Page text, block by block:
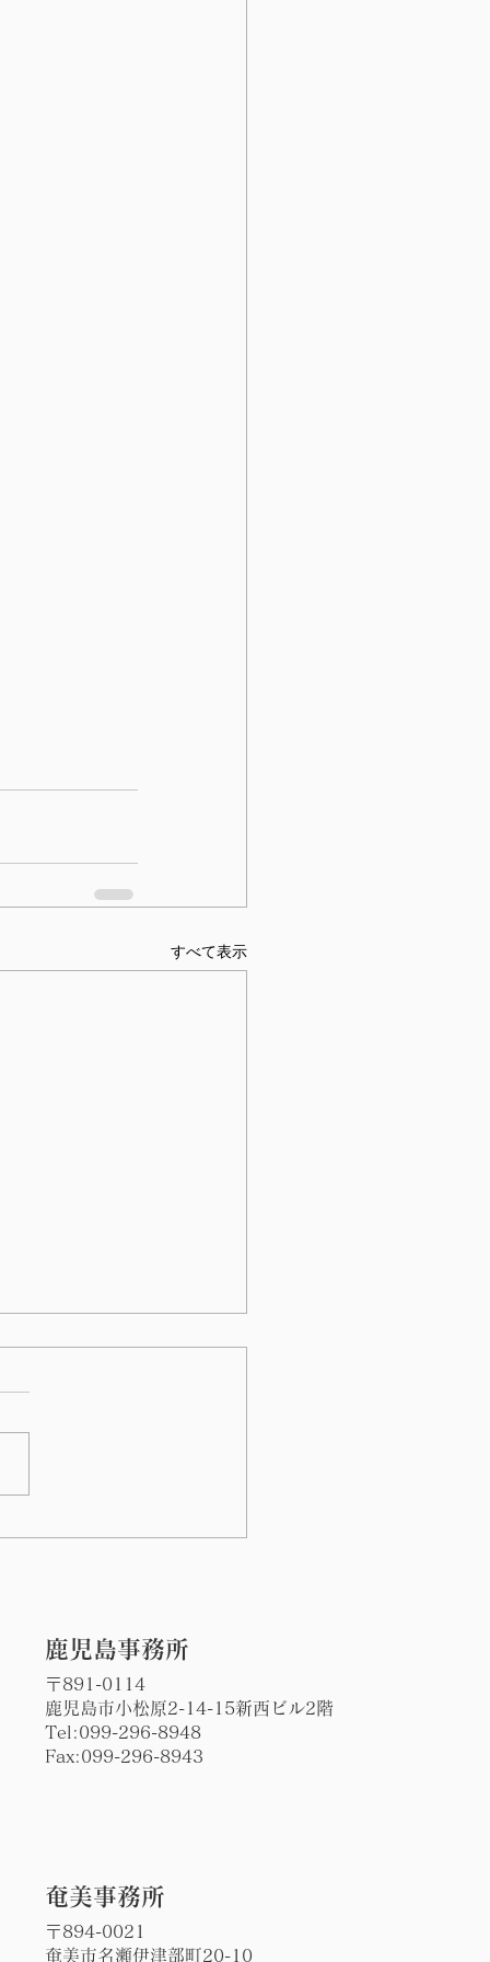
すべて表示
川島病院前で日課の朝
​鹿児島事務所
〒891-0114
鹿児島市小松原2-14-15新西ビル2階
Tel:099-296-8948
Fax:099-296-8943
​奄美事務所
〒894-0021
奄美市名瀬伊津部町20-10